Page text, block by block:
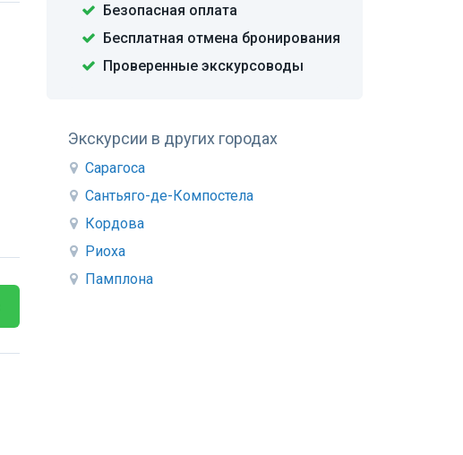
Безопасная оплата
Бесплатная отмена бронирования
Проверенные экскурсоводы
Экскурсии в других городах
Сарагоса
Сантьяго-де-Компостела
Кордова
Риоха
Памплона